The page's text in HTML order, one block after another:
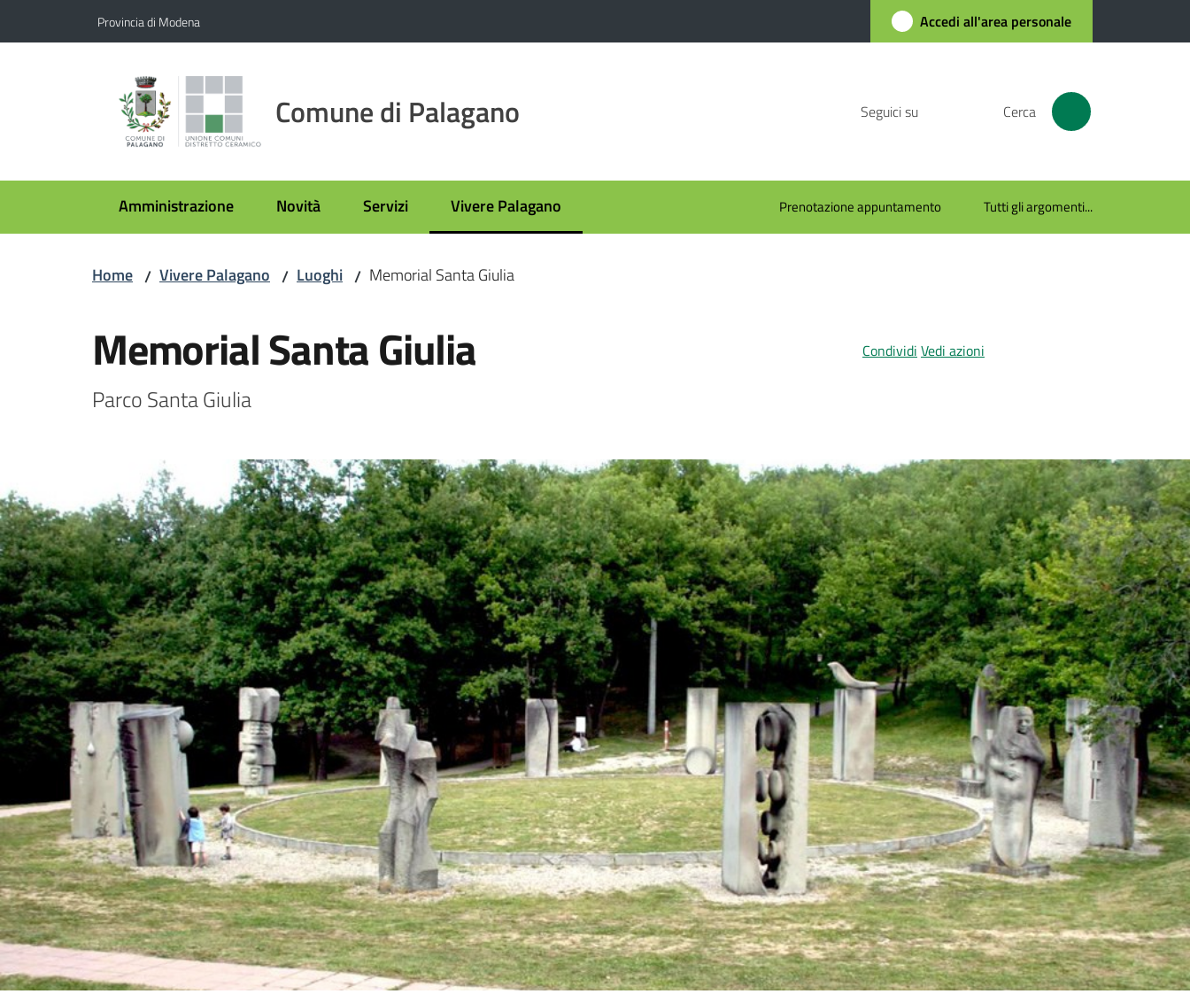
Provincia di Modena Accedi all'area personale
Comune di Palagano Seguici su Cerca
Amministrazione Novità Servizi Vivere Palagano
Menu selezionato Prenotazione appuntamento Tutti gli argomenti...
Home / Vivere Palagano / Luoghi / Memorial Santa Giulia
Memorial Santa Giulia
Parco Santa Giulia
Condividi Vedi azioni